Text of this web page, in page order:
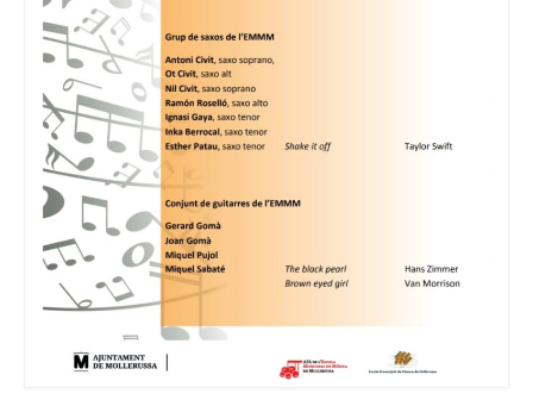
Documentació
AFA
Lloguer d’instruments
Taxes
Activitats
Horaris
Horaris curs 2026/2027
Contacta